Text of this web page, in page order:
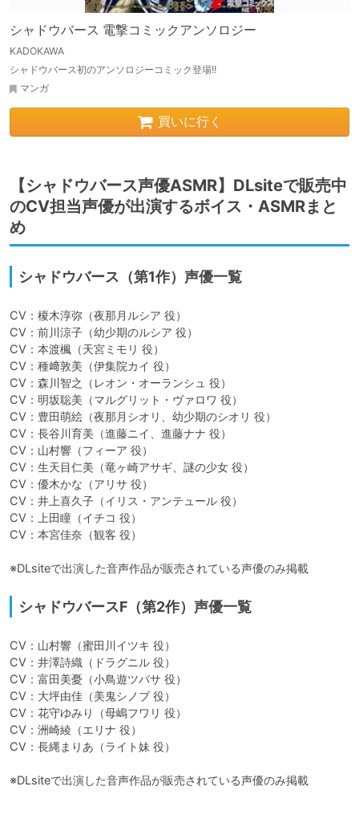
シャドウバース 電撃コミックアンソロジー
KADOKAWA
シャドウバース初のアンソロジーコミック登場!!
マンガ
買いに行く
【シャドウバース声優ASMR】DLsiteで販売中
のCV担当声優が出演するボイス・ASMRまと
め
シャドウバース（第1作）声優一覧
CV：榎木淳弥（夜那月ルシア 役）
CV：前川涼子（幼少期のルシア 役）
CV：本渡楓（天宮ミモリ 役）
CV：種﨑敦美（伊集院カイ 役）
CV：森川智之（レオン・オーランシュ 役）
CV：明坂聡美（マルグリット・ヴァロワ 役）
CV：豊田萌絵（夜那月シオリ、幼少期のシオリ 役）
CV：長谷川育美（進藤ニイ、進藤ナナ 役）
CV：山村響（フィーア 役）
CV：生天目仁美（竜ヶ崎アサギ、謎の少女 役）
CV：優木かな（アリサ 役）
CV：井上喜久子（イリス・アンテュール 役）
CV：上田瞳（イチコ 役）
CV：本宮佳奈（観客 役）
※DLsiteで出演した音声作品が販売されている声優のみ掲載
シャドウバースF（第2作）声優一覧
CV：山村響（蜜田川イツキ 役）
CV：井澤詩織（ドラグニル 役）
CV：富田美憂（小鳥遊ツバサ 役）
CV：大坪由佳（美鬼シノブ 役）
CV：花守ゆみり（母嶋フワリ 役）
CV：洲崎綾（エリナ 役）
CV：長縄まりあ（ライト妹 役）
※DLsiteで出演した音声作品が販売されている声優のみ掲載